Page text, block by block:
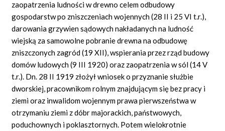
zaopatrzenia ludności w drewno celem odbudowy
gospodarstw po zniszczeniach wojennych (28 II i 25 VI t.r.),
darowania grzywien sądowych nakładanych na ludność
wiejską za samowolne pobranie drewna na odbudowę
zniszczonych zagród (19 XII), wspierania przez rząd budowy
domów ludowych (9 III 1920) oraz zaopatrzenia w sól (14 V
t.r.). Dn. 28 II 1919 złożył wniosek o przyznanie służbie
dworskiej, pracownikom rolnym znajdującym się bez pracy i
ziemi oraz inwalidom wojennym prawa pierwszeństwa w
otrzymaniu ziemi z dóbr majorackich, państwowych,
poduchownych i poklasztornych. Potem wielokrotnie